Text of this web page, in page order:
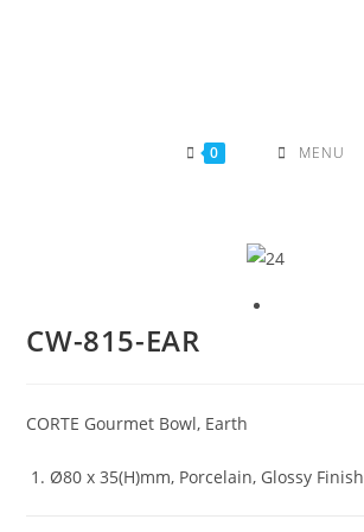
0 MENU
CW-815-EAR
CORTE Gourmet Bowl, Earth
Ø80 x 35(H)mm, Porcelain, Glossy Finish